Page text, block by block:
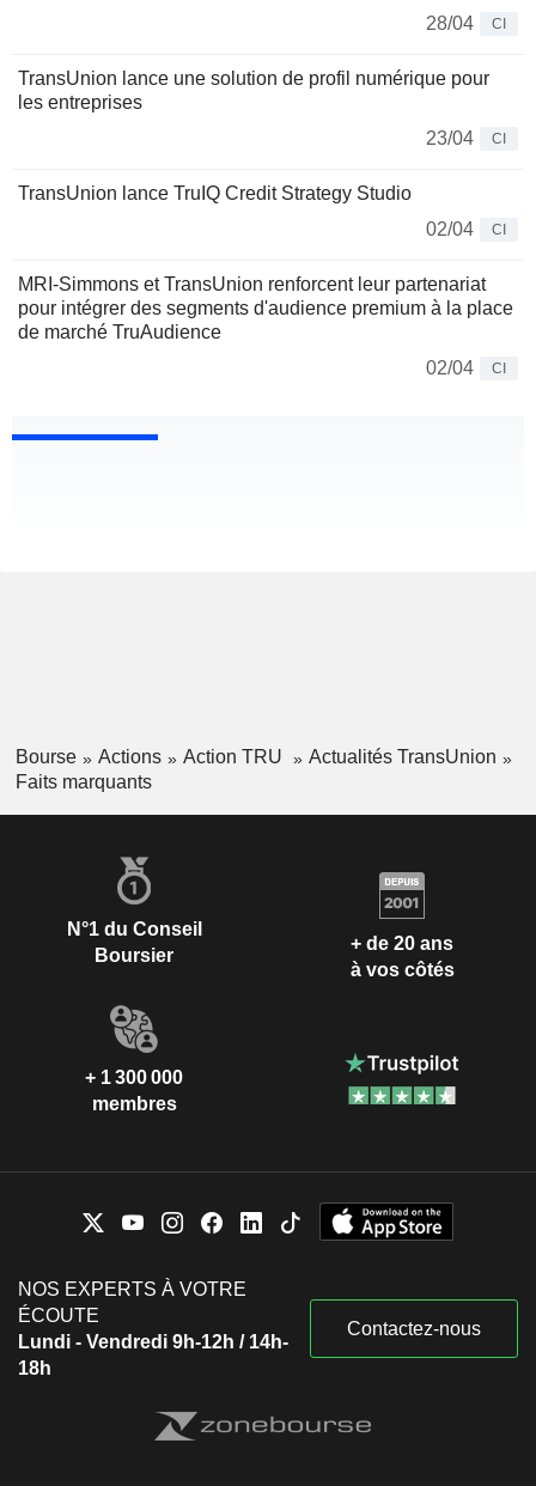
28/04
CI
TransUnion lance une solution de profil numérique pour
les entreprises
23/04
CI
TransUnion lance TruIQ Credit Strategy Studio
02/04
CI
MRI-Simmons et TransUnion renforcent leur partenariat
pour intégrer des segments d'audience premium à la place
de marché TruAudience
02/04
CI
Bourse Actions Action TRU
Actualités TransUnion
Faits marquants
N°1 du Conseil
Boursier
+ de 20 ans
à vos côtés
+ 1 300 000
membres
NOS EXPERTS À VOTRE
ÉCOUTE
Lundi - Vendredi 9h-12h / 14h-
18h
Contactez-nous